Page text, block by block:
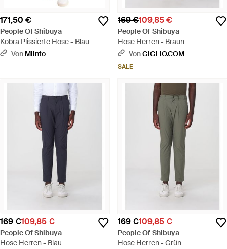
171,50 €
People Of Shibuya
Kobra Plissierte Hose - Blau
Von Miinto
169 €109,85 €
People Of Shibuya
Hose Herren - Braun
VonGIGLIO.COM
SALE
169 €109,85 €
People Of Shibuya
Hose Herren - Blau
169 €109,85 €
People Of Shibuya
Hose Herren - Grün